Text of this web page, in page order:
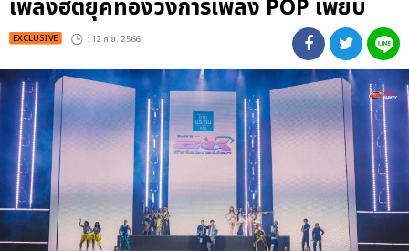
เพลงฮิตยุคทองวงการเพลง POP เพียบ
EXCLUSIVE : 12 ก.ย. 2566